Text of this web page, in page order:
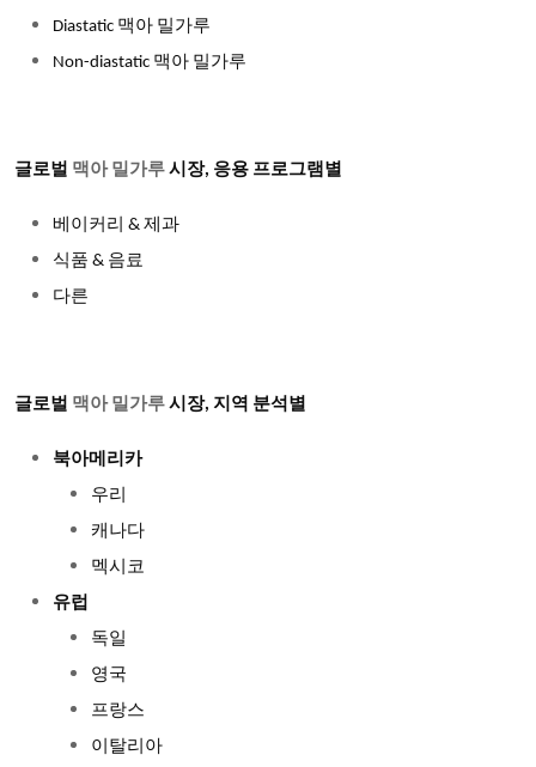
Diastatic 맥아 밀가루
Non-diastatic 맥아 밀가루
글로벌 맥아 밀가루 시장, 응용 프로그램별
베이커리 & 제과
식품 & 음료
다른
글로벌 맥아 밀가루 시장, 지역 분석별
북아메리카
우리
캐나다
멕시코
유럽
독일
영국
프랑스
이탈리아